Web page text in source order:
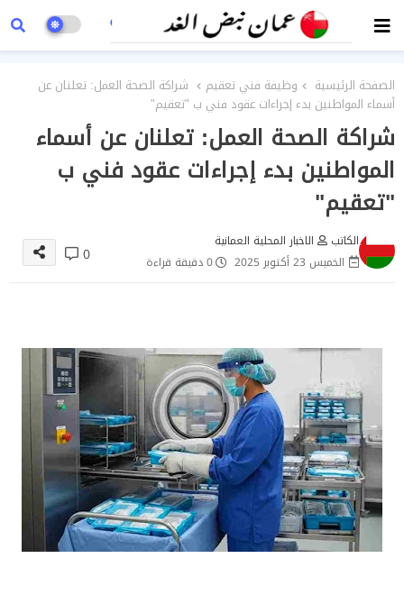
الصفحة الرئيسية وظيفة فني تعقيم
شراكة الصحة العمل: تعلنان عن
أسماء المواطنين بدء إجراءات عقود فني ب "تعقيم"
شراكة الصحة العمل: تعلنان عن أسماء
المواطنين بدء إجراءات عقود فني ب
"تعقيم"
الكاتب
الاخبار المحلية العمانية
الخميس 23 أكتوبر 2025
0 دقيقة قراءة 0